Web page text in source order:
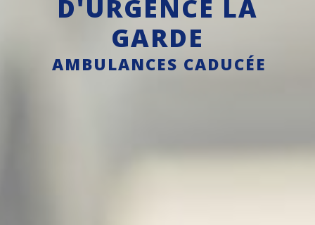
D'URGENCE LA
GARDE
AMBULANCES CADUCÉE